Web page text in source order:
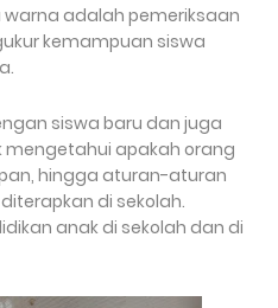
adalah pemeriksaan
kemampuan siswa
siswa baru dan juga
apakah orang
hingga aturan-aturan
di sekolah.
anak di sekolah dan di